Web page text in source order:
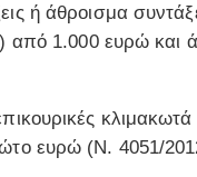
ή άθροισμα
από 1.000 ευρώ και
ευρώ (Ν. 4051/